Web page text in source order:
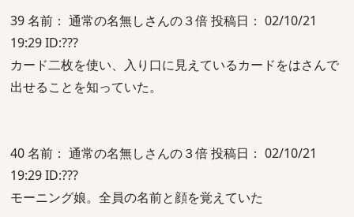
39 名前： 通常の名無しさんの３倍 投稿日： 02/10/21
19:29 ID:???
カード二枚を使い、入り口に見えているカードをはさんで
出せることを知っていた。
40 名前： 通常の名無しさんの３倍 投稿日： 02/10/21
19:29 ID:???
モーニング娘。全員の名前と顔を覚えていた